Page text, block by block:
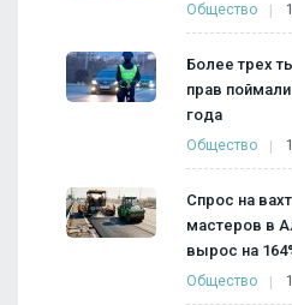
Общество
Более трех
прав
года
Общество
Спрос на
мастеров в
вырос на
Общество